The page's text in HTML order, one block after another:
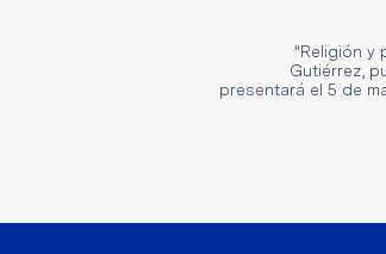
"Religión y
Gutiérrez,
presentará el 5 de